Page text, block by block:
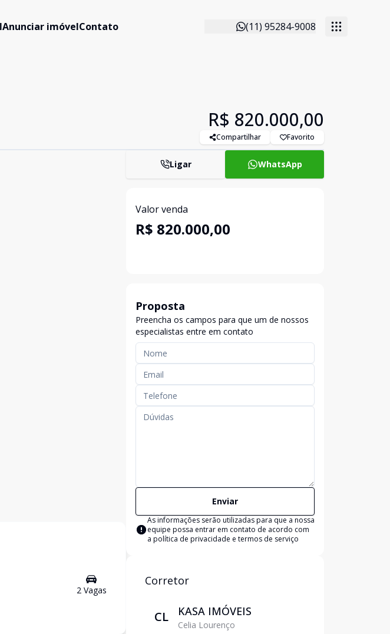
Anunciar imóvelContato (11) 95284-9008
R$ 820.000,00
Compartilhar Favorito
2Vagas
Ligar WhatsApp
Valor venda
R$ 820.000,00
Proposta
Preencha os campos para que um de nossos
especialistas entre em contato
Enviar
As informações serão utilizadas para que a nossa
equipe possa entrar em contato de acordo com
a política de privacidade e termos de serviço
Corretor
CL KASA IMÓVEIS
Celia Lourenço